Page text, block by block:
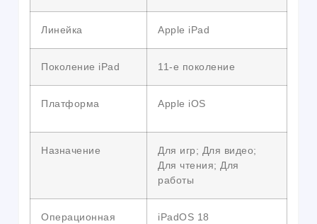
Линейка Apple iPad
Поколение iPad 11-е поколение
Платформа Apple iOS
Назначение
Для игр; Для видео;
Для чтения; Для
работы
Операционная
iPadOS 18